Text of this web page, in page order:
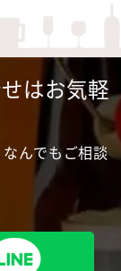
はお気軽
んでもご相談